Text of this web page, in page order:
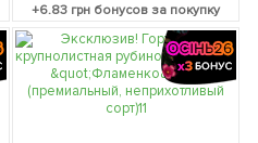
+6.83 грн бонусов за покупку